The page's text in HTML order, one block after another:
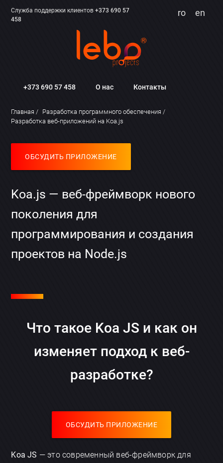
Служба поддержки клиентов+373 690 57
458
ro en
+373 690 57 458 О нас Контакты
Главная
Разработка программного обеспечения
Разработка веб-приложений на Koa.js
ОБСУДИТЬ ПРИЛОЖЕНИЕ
Koa.js — веб-фреймворк нового
поколения для
программирования и создания
проектов на Node.js
Что такое Koa JS и как он
изменяет подход к веб-
разработке?
ОБСУДИТЬ ПРИЛОЖЕНИЕ
Koa JS — это современный веб-фреймворк для